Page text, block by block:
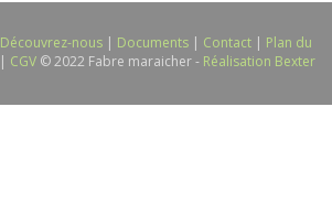
Découvrez-nous | Documents | Contact | Plan du
| CGV © 2022 Fabre maraicher - Réalisation Bexter